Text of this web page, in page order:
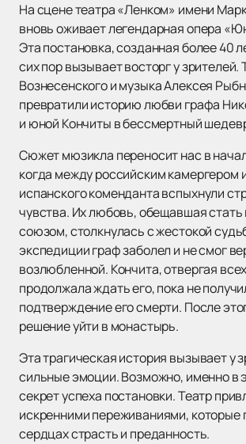
На сцене театра «Ленком» имени
вновь оживает легендарная опера
Эта постановка, созданная более 40
сих пор вызывает восторг у зрителей.
Вознесенского и музыка Алексея
превратили историю любви графа
и юной Кончиты в бессмертный
Сюжет мюзикла переносит нас в
когда между российским камергером
испанского коменданта вспыхнули
чувства. Их любовь, обещавшая стать
союзом, столкнулась с жестокой
экспедиции граф заболел и не смог
возлюбленной. Кончита, отвергая
продолжала ждать его, пока не
подтверждение его смерти. После
решение уйти в монастырь.
Эта трагическая история вызывает у
сильные эмоции. Возможно, именно в
секрет успеха постановки. Театр
искренними переживаниями, которые
сердцах страсть и преданность.